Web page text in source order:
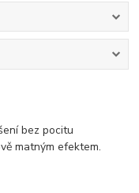
bez pocitu
matným efektem.